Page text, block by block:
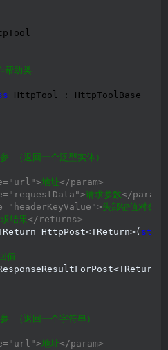
帮助类
HttpTool : HttpToolBase
（返回一个泛型实体）
地址</param>
请求参数</param>
头部键值对参数
结果</returns>
HttpPost<TReturn>(
值
（返回一个字符串）
地址</param>